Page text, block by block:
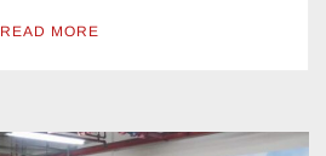
READ MORE